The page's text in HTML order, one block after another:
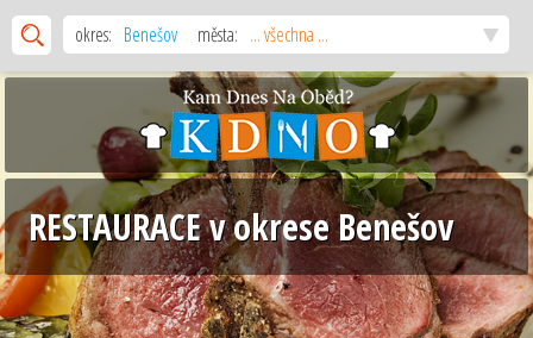
okres: Benešov města: ... všechna ...
RESTAURACE v okrese Benešov